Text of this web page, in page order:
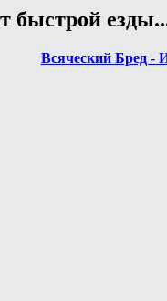
быстрой
Всяческий Бред -